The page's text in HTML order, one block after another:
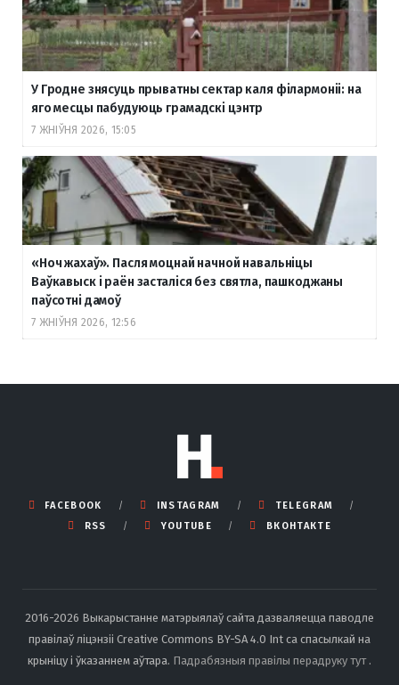
У Гродне знясуць прыватны сектар каля філармоніі: на
яго месцы пабудуюць грамадскі цэнтр
7 ЖНІЎНЯ 2026, 15:05
«Ноч жахаў». Пасля моцнай начной навальніцы
Ваўкавыск і раён засталіся без святла, пашкоджаны
паўсотні дамоў
7 ЖНІЎНЯ 2026, 12:56
FACEBOOK INSTAGRAM
TELEGRAM
RSS
YOUTUBE ВКОНТАКТЕ
2016-2026 Выкарыстанне матэрыялаў сайта дазваляецца паводле
правілаў ліцэнзіі Creative Commons BY-SA 4.0 Int са спасылкай на
крыніцу і ўказаннем аўтара. Падрабязныя правілы перадруку тут .